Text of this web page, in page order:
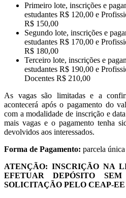
Primeiro lote, inscrições e
estudantes R$ 120,00 e
R$ 150,00
Segundo lote, inscrições e
estudantes R$ 170,00 e
R$ 180,00
Terceiro lote, inscrições e
estudantes R$ 190,00 e
Docentes R$ 210,00
As vagas são limitadas e a
acontecerá após o pagamento do
com a modalidade de inscrição e
mais vagas e o pagamento tenha
devolvidos aos interessados.
Forma de Pagamento: parcela
ATENÇÃO: INSCRIÇÃO NA
EFETUAR DEPÓSITO
SOLICITAÇÃO PELO CEAP-EE